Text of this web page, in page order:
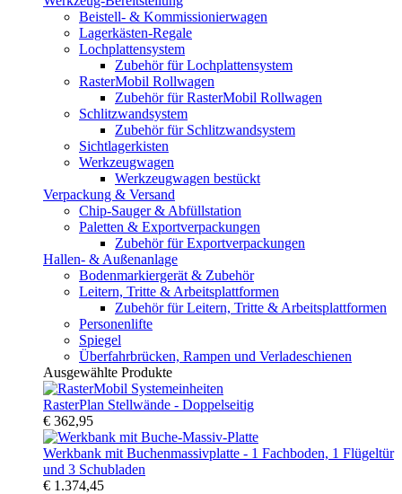
Beistell- & Kommissionierwagen
Lagerkästen-Regale
Lochplattensystem
Zubehör für Lochplattensystem
RasterMobil Rollwagen
Zubehör für RasterMobil Rollwagen
Schlitzwandsystem
Zubehör für Schlitzwandsystem
Sichtlagerkisten
Werkzeugwagen
Werkzeugwagen bestückt
Verpackung & Versand
Chip-Sauger & Abfüllstation
Paletten & Exportverpackungen
Zubehör für Exportverpackungen
Hallen- & Außenanlage
Bodenmarkiergerät & Zubehör
Leitern, Tritte & Arbeitsplattformen
Zubehör für Leitern, Tritte & Arbeitsplattformen
Personenlifte
Spiegel
Überfahrbrücken, Rampen und Verladeschienen
Ausgewählte Produkte
RasterPlan Stellwände - Doppelseitig
€ 362,95
Werkbank mit Buchenmassivplatte - 1 Fachboden, 1 Flügeltür
und 3 Schubladen
€ 1.374,45